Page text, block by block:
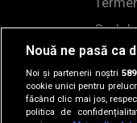
Cod
Nouă ne pasă ca
Noi și partenerii noștri 589
cookie unici pentru
făcând clic mai jos,
politica de